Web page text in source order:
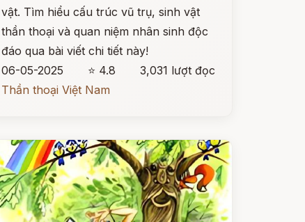
vật. Tìm hiểu cấu trúc vũ trụ, sinh vật
thần thoại và quan niệm nhân sinh độc
đáo qua bài viết chi tiết này!
06-05-2025
⭐ 4.8
3,031 lượt đọc
Thần thoại Việt Nam